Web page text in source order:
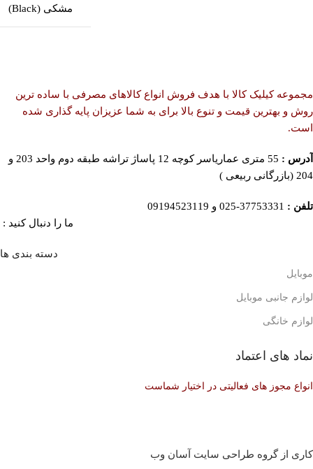
مشکی (Black)
مجموعه کیلیک کالا با هدف فروش انواع کالاهای مصرفی با ساده ترین
روش و بهترین قیمت و تنوع بالا برای به شما عزیزان پایه گذاری شده
است.
آدرس :
55 متری عماریاسر کوچه 12 پاساژ تراشه طبقه دوم واحد 203 و
204 (بازرگانی ربیعی )
تلفن : 37753331-025 و 09194523119
ما را دنبال کنید :
دسته بندی ها
موبایل
لوازم جانبی موبایل
لوازم خانگی
نماد های اعتماد
انواع مجوز های فعالیتی در اختیار شماست
کاری از گروه طراحی سایت آسان وب